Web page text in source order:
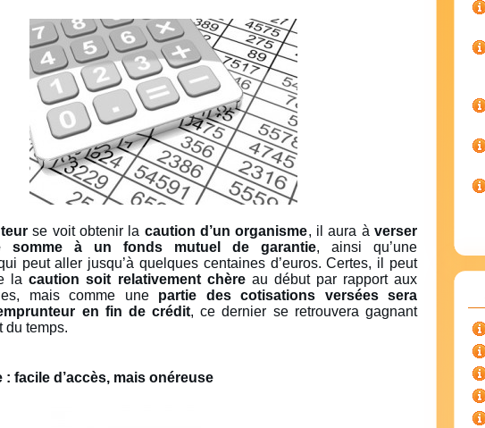
se voit obtenir la caution d’un organisme, il aura àverser
somme à un fonds mutuel de garantie, ainsi qu’une
peut aller jusqu’à quelques centaines d’euros. Certes, il peut
lacaution soit relativement chèreau début par rapport aux
mais comme une partie des cotisations versées sera
en fin de crédit, ce dernier se retrouvera gagnant
du temps.
: facile d’accès, mais onéreuse